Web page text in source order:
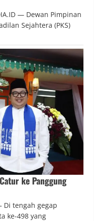
— Dewan Pimpinan
Sejahtera (PKS)
ke Panggung
Di tengah gegap
ke-498 yang